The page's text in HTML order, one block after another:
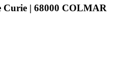
| 68000 COLMAR